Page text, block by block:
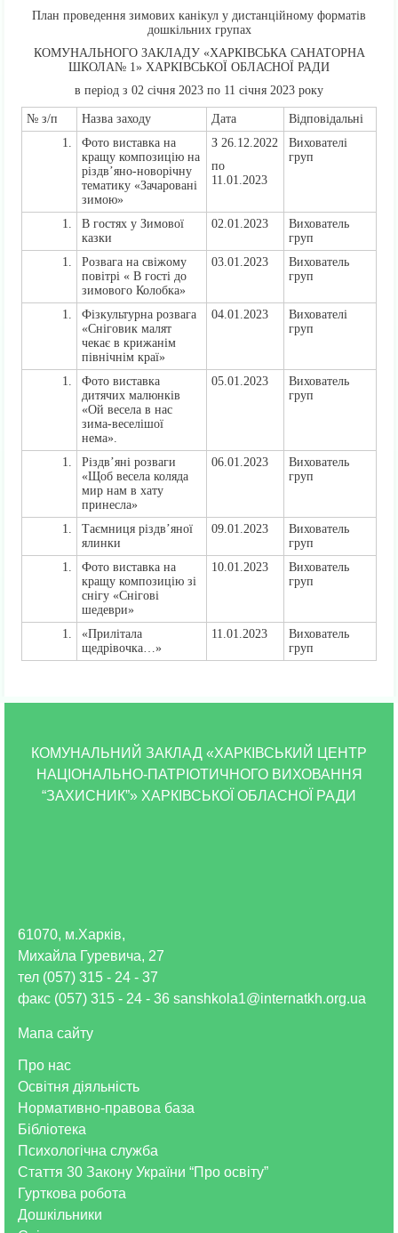
План проведення зимових канікул у дистанційному форматів
дошкільних групах
КОМУНАЛЬНОГО ЗАКЛАДУ «ХАРКІВСЬКА САНАТОРНА
ШКОЛА№ 1» ХАРКІВСЬКОЇ ОБЛАСНОЇ РАДИ
в період з 02 січня 2023 по 11 січня 2023 року
№ з/п Назва заходу Дата
Відповідальні
Фото виставка на
кращу композицію на
різдв’яно-новорічну
тематику «Зачаровані
зимою»
З 26.12.2022
по
11.01.2023
Вихователі
груп
В гостях у Зимової
казки
02.01.2023
Вихователь
груп
Розвага на свіжому
повітрі « В гості до
зимового Колобка»
03.01.2023
Вихователь
груп
Фізкультурна розвага
«Сніговик малят
чекає в крижанім
північнім краї»
04.01.2023
Вихователі
груп
Фото виставка
дитячих малюнків
«Ой весела в нас
зима-веселішої
нема».
05.01.2023
Вихователь
груп
Різдв’яні розваги
«Щоб весела коляда
мир нам в хату
принесла»
06.01.2023
Вихователь
груп
Таємниця різдв’яної
ялинки
09.01.2023
Вихователь
груп
Фото виставка на
кращу композицію зі
снігу «Снігові
шедеври»
10.01.2023
Вихователь
груп
«Прилітала
щедрівочка…»
11.01.2023
Вихователь
груп
КОМУНАЛЬНИЙ ЗАКЛАД «ХАРКІВСЬКИЙ ЦЕНТР
НАЦІОНАЛЬНО-ПАТРІОТИЧНОГО ВИХОВАННЯ
“ЗАХИСНИК”» ХАРКІВСЬКОЇ ОБЛАСНОЇ РАДИ
Про нас
Освітня діяльність
Нормативно-правова база
Бібліотека
Психологічна служба
Стаття 30 Закону України “Про освіту”
Гурткова робота
Дошкільники
61070, м.Харків,
Михайла Гуревича, 27
тел (057) 315 - 24 - 37
факс (057) 315 - 24 - 36 sanshkola1@internatkh.org.ua
Мапа сайту